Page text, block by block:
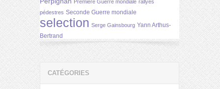
Première Guerre mondiale rallyes
pédestres Seconde Guerre mondiale
selection Serge Gainsbourg Yann Arthus-
Bertrand
CATÉGORIES